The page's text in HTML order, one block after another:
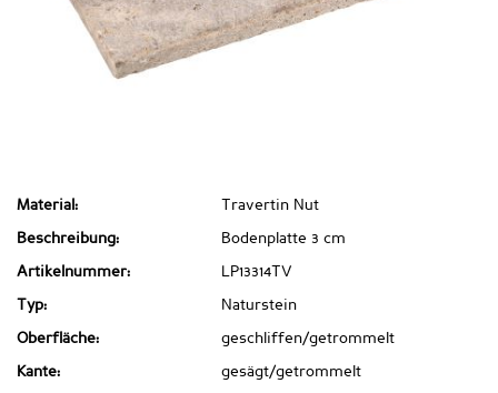
Material: Travertin Nut
Beschreibung: Bodenplatte 3 cm
Artikelnummer: LP13314TV
Typ: Naturstein
Oberfläche: geschliffen/getrommelt
Kante: gesägt/getrommelt